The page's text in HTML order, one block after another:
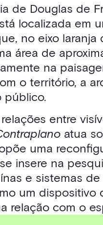
de Douglas de
localizada em
no eixo laranja
área de
na
o território, a
público.
entre
atua
uma
insere na
e sistemas
um dispositivo
relação com o